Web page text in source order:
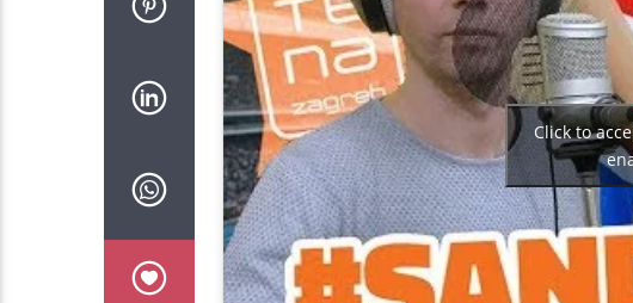
Click to